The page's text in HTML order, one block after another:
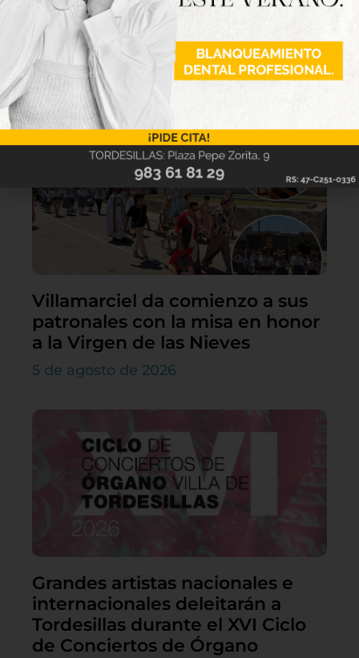
Lo último
Villamarciel da comienzo a sus
patronales con la misa en honor
a la Virgen de las Nieves
5 de agosto de 2026
Grandes artistas nacionales e
internacionales deleitarán a
Tordesillas durante el XVI Ciclo
de Conciertos de Órgano